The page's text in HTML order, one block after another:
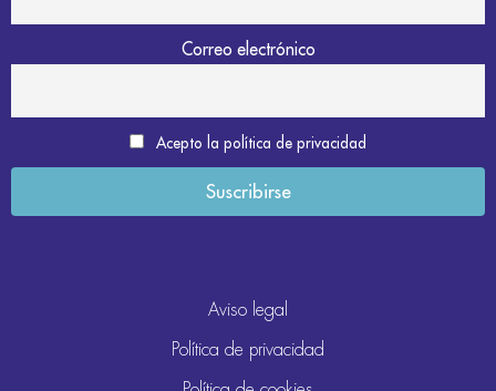
Correo electrónico
Acepto la política de privacidad
Aviso legal
Política de privacidad